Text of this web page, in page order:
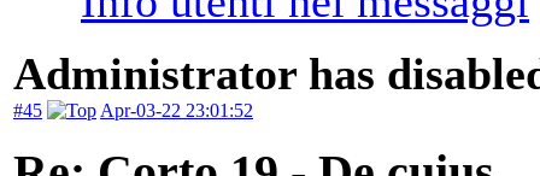
Administrator has
#45 Apr-03-22 23:01:52